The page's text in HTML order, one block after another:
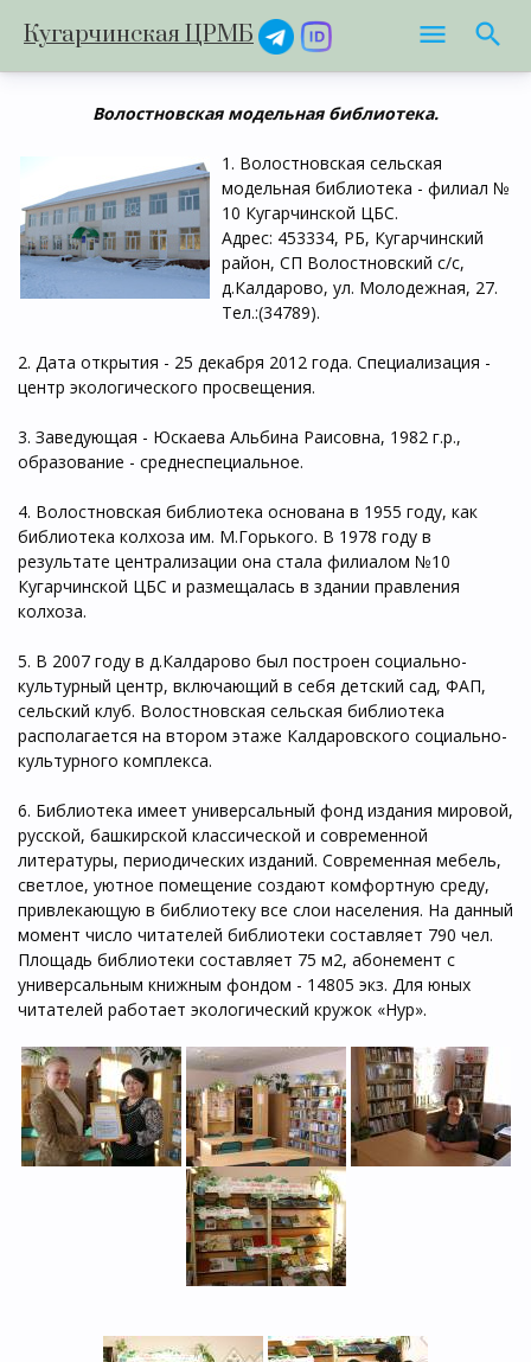
Кугарчинская ЦРМБ
Волостновская модельная библиотека.
1. Волостновская сельская
модельная библиотека - филиал №
10 Кугарчинской ЦБС.
Адрес: 453334, РБ, Кугарчинский
район, СП Волостновский с/с,
д.Калдарово, ул. Молодежная, 27.
Тел.:(34789).
2. Дата открытия - 25 декабря 2012 года. Специализация -
центр экологического просвещения.
3. Заведующая - Юскаева Альбина Раисовна, 1982 г.р.,
образование - среднеспециальное.
4. Волостновская библиотека основана в 1955 году, как
библиотека колхоза им. М.Горького. В 1978 году в
результате централизации она стала филиалом №10
Кугарчинской ЦБС и размещалась в здании правления
колхоза.
5. В 2007 году в д.Калдарово был построен социально-
культурный центр, включающий в себя детский сад, ФАП,
сельский клуб. Волостновская сельская библиотека
располагается на втором этаже Калдаровского социально-
культурного комплекса.
6. Библиотека имеет универсальный фонд издания мировой,
русской, башкирской классической и современной
литературы, периодических изданий. Современная мебель,
светлое, уютное помещение создают комфортную среду,
привлекающую в библиотеку все слои населения. На данный
момент число читателей библиотеки составляет 790 чел.
Площадь библиотеки составляет 75 м2, абонемент с
универсальным книжным фондом - 14805 экз. Для юных
читателей работает экологический кружок «Нур».